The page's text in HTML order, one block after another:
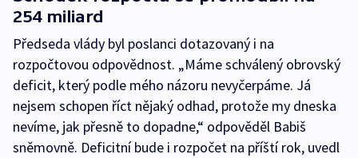
254 miliard
Předseda vlády byl poslanci dotazovaný i na
rozpočtovou odpovědnost. „Máme schválený obrovský
deficit, který podle mého názoru nevyčerpáme. Já
nejsem schopen říct nějaký odhad, protože my dneska
nevíme, jak přesně to dopadne,“ odpověděl Babiš
sněmovně. Deficitní bude i rozpočet na příští rok, uvedl